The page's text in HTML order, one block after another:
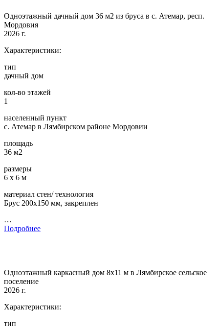
Одноэтажный дачный дом 36 м2 из бруса в с. Атемар, респ.
Мордовия
2026 г.
Характеристики:
тип
дачный дом
кол-во этажей
1
населенный пункт
с. Атемар в Лямбирском районе Мордовии
площадь
36 м2
размеры
6 х 6 м
материал стен/ технология
Брус 200х150 мм, закреплен
…
Подробнее
Одноэтажный каркасный дом 8х11 м в Лямбирское сельское
поселение
2026 г.
Характеристики:
тип